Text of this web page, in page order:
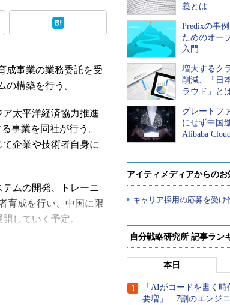
Master of IP Network
Security & Trust
Test & Tools
成事業の業務委託を受
構築を行う。
太平洋経済協力推進
事業を同社が行う。
企業や技術者自身に
ムの開発、トレーニ
育成を行い、中国に限
していく予定。
義とは
Predixの事
ためのオー
入門
増大するク
削減、「日
ラウド」と
グレートフ
にせず中国
Alibaba
アイティメディアからのお
キャリア採用の応募を受け
自分戦略研究所 記事ラン
本日
「AIがコードを書く
要増」 7割のエンジ